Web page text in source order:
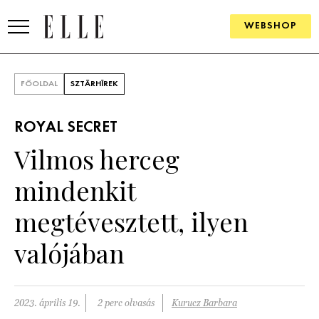
WEBSHOP
SZÉPSÉG
PSZICHÉ
PÁRKAPCSOLAT
FŐOLDAL SZTÁRHÍREK
ROYAL SECRET
Vilmos herceg
mindenkit
megtévesztett, ilyen
valójában
2023. április 19. 2 perc olvasás Kurucz Barbara